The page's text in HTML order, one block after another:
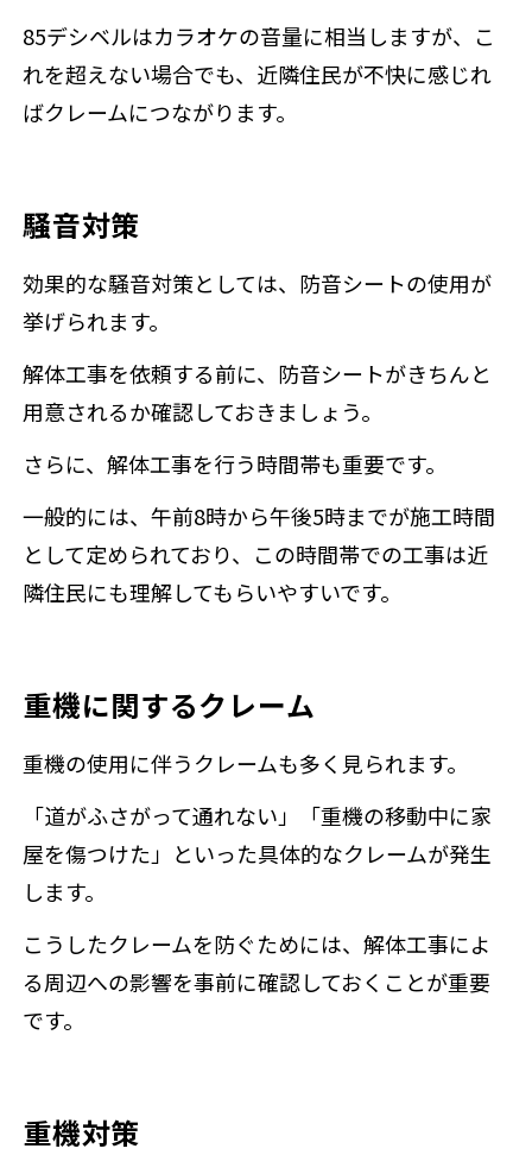
85デシベルはカラオケの音量に相当しますが、こ
れを超えない場合でも、近隣住民が不快に感じれ
ばクレームにつながります。
騒音対策
効果的な騒音対策としては、防音シートの使用が
挙げられます。
解体工事を依頼する前に、防音シートがきちんと
用意されるか確認しておきましょう。
さらに、解体工事を行う時間帯も重要です。
一般的には、午前8時から午後5時までが施工時間
として定められており、この時間帯での工事は近
隣住民にも理解してもらいやすいです。
重機に関するクレーム
重機の使用に伴うクレームも多く見られます。
「道がふさがって通れない」「重機の移動中に家
屋を傷つけた」といった具体的なクレームが発生
します。
こうしたクレームを防ぐためには、解体工事によ
る周辺への影響を事前に確認しておくことが重要
です。
重機対策